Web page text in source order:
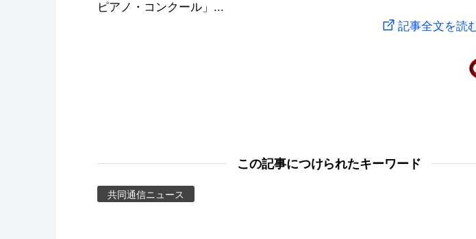
ピアノ・コンクール」...
記事全文を読
この記事につけられたキーワード
共同通信ニュース